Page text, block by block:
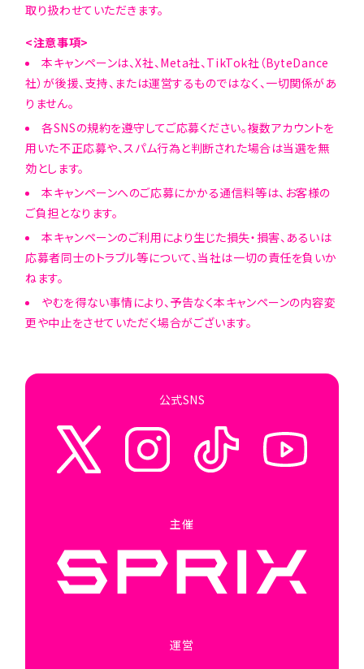
取り扱わせていただきます。
<注意事項>
本キャンペーンは、X社、Meta社、TikTok社（ByteDance
社）が後援、支持、または運営するものではなく、一切関係があ
りません。
各SNSの規約を遵守してご応募ください。複数アカウントを
用いた不正応募や、スパム行為と判断された場合は当選を無
効とします。
本キャンペーンへのご応募にかかる通信料等は、お客様の
ご負担となります。
本キャンペーンのご利用により生じた損失・損害、あるいは
応募者同士のトラブル等について、当社は一切の責任を負いか
ねます。
やむを得ない事情により、予告なく本キャンペーンの内容変
更や中止をさせていただく場合がございます。
公式SNS
主催
運営